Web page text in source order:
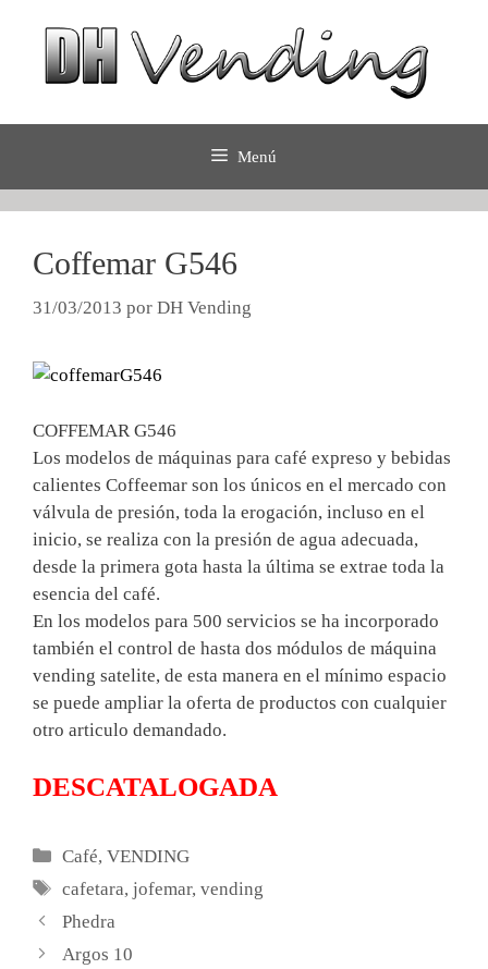
contenido
Menú
Coffemar G546
31/03/2013 por DH Vending
COFFEMAR G546
Los modelos de máquinas para café expreso y bebidas
calientes Coffeemar son los únicos en el mercado con
válvula de presión, toda la erogación, incluso en el
inicio, se realiza con la presión de agua adecuada,
desde la primera gota hasta la última se extrae toda la
esencia del café.
En los modelos para 500 servicios se ha incorporado
también el control de hasta dos módulos de máquina
vending satelite, de esta manera en el mínimo espacio
se puede ampliar la oferta de productos con cualquier
otro articulo demandado.
DESCATALOGADA
Categorías
Café,VENDING
Etiquetas
cafetara,jofemar,vending
Phedra
Argos 10